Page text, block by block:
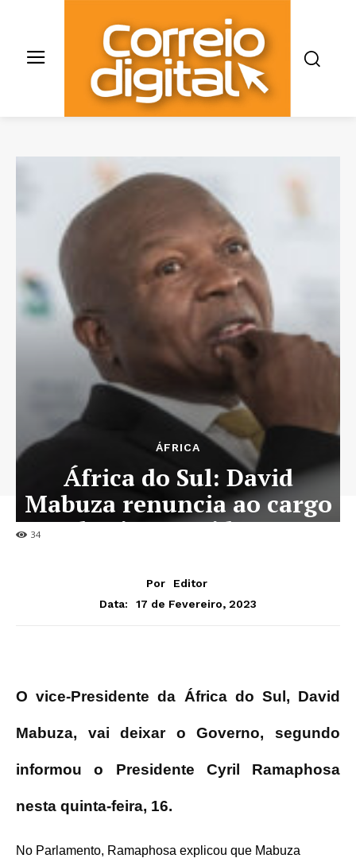
34
ÁFRICA
África do Sul: David
Mabuza renuncia ao cargo
de vice-Presidente
Por
Editor
Data:
17 de Fevereiro, 2023
O vice-Presidente da África do Sul, David
Mabuza, vai deixar o Governo, segundo
informou o Presidente Cyril Ramaphosa
nesta quinta-feira, 16.
No Parlamento, Ramaphosa explicou que Mabuza